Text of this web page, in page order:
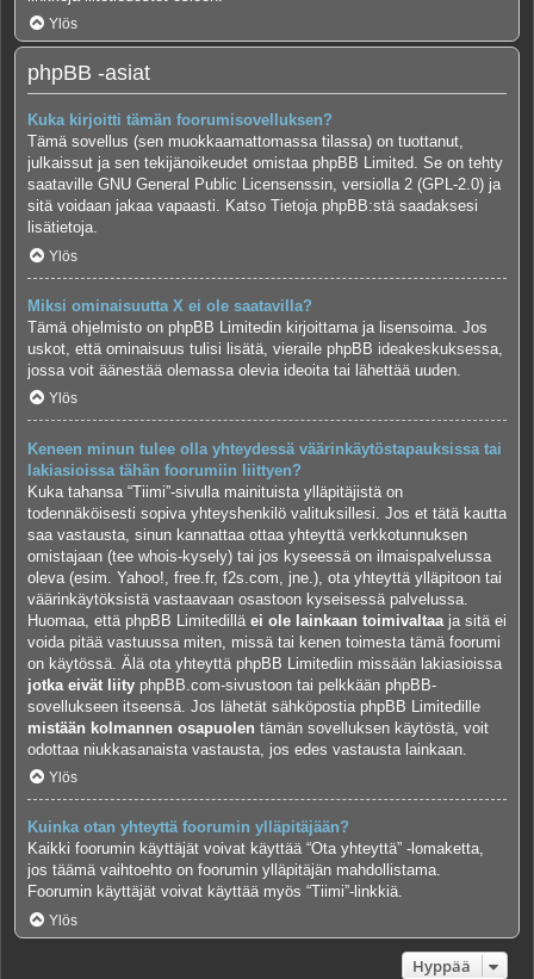
Ylös
phpBB -asiat
Kuka kirjoitti tämän foorumisovelluksen?
Tämä sovellus (sen muokkaamattomassa tilassa) on tuottanut,
julkaissut ja sen tekijänoikeudet omistaa phpBB Limited. Se on tehty
saataville GNU General Public Licensenssin, versiolla 2 (GPL-2.0) ja
sitä voidaan jakaa vapaasti. Katso Tietoja phpBB:stäsaadaksesi
lisätietoja.
Ylös
Miksi ominaisuutta X ei ole saatavilla?
Tämä ohjelmisto on phpBB Limitedin kirjoittama ja lisensoima. Jos
uskot, että ominaisuus tulisi lisätä, vieraile phpBB ideakeskuksessa
jossa voit äänestää olemassa olevia ideoita tai lähettää uuden.
Ylös
Keneen minun tulee olla yhteydessä väärinkäytöstapauksissa tai
lakiasioissa tähän foorumiin liittyen?
Kuka tahansa “Tiimi”-sivulla mainituista ylläpitäjistä on
todennäköisesti sopiva yhteyshenkilö valituksillesi. Jos et tätä kautta
saa vastausta, sinun kannattaa ottaa yhteyttä verkkotunnuksen
omistajaan (tee whois-kysely) tai jos kyseessä on ilmaispalvelussa
oleva (esim. Yahoo!, free.fr, f2s.com, jne.), ota yhteyttä ylläpitoon tai
väärinkäytöksistä vastaavaan osastoon kyseisessä palvelussa.
Huomaa, että phpBB Limitedillä ei ole lainkaan toimivaltaa ja sitä ei
voida pitää vastuussa miten, missä tai kenen toimesta tämä foorumi
on käytössä. Älä ota yhteyttä phpBB Limitediin missään lakiasioissa
jotka eivät liity phpBB.com-sivustoon tai pelkkään phpBB-
sovellukseen itseensä. Jos lähetät sähköpostia phpBB Limitedille
mistään kolmannen osapuolen tämän sovelluksen käytöstä, voit
odottaa niukkasanaista vastausta, jos edes vastausta lainkaan.
Ylös
Kuinka otan yhteyttä foorumin ylläpitäjään?
Kaikki foorumin käyttäjät voivat käyttää “Ota yhteyttä” -lomaketta,
jos täämä vaihtoehto on foorumin ylläpitäjän mahdollistama.
Foorumin käyttäjät voivat käyttää myös “Tiimi”-linkkiä.
Ylös
Hyppää